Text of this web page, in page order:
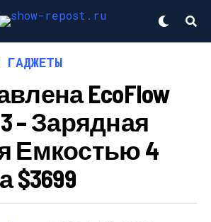
ГАДЖЕТЫ
EcoFlow
3 – Зарядная
Емкостью 4
$3699